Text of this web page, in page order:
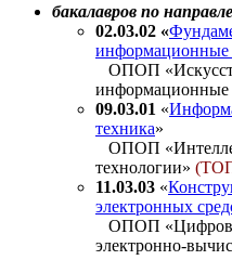
бакалавров по
02.03.02 «
информационные
ОПОП
информационные
09.03.01 «
техника»
ОПОП
технологии»
11.03.03 «
электронных
ОПОП
электронно-